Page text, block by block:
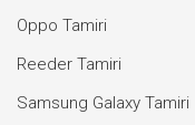
Oppo Tamiri
Reeder Tamiri
Samsung Galaxy Tamiri